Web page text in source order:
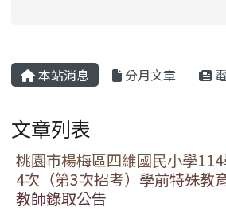
本站消息 分月文章
文章列表
桃園市楊梅區四維國民小學
4次（第3次招考）學前特殊教
教師錄取公告